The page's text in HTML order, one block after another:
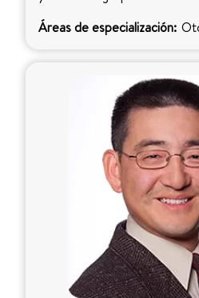
Áreas de especialización: